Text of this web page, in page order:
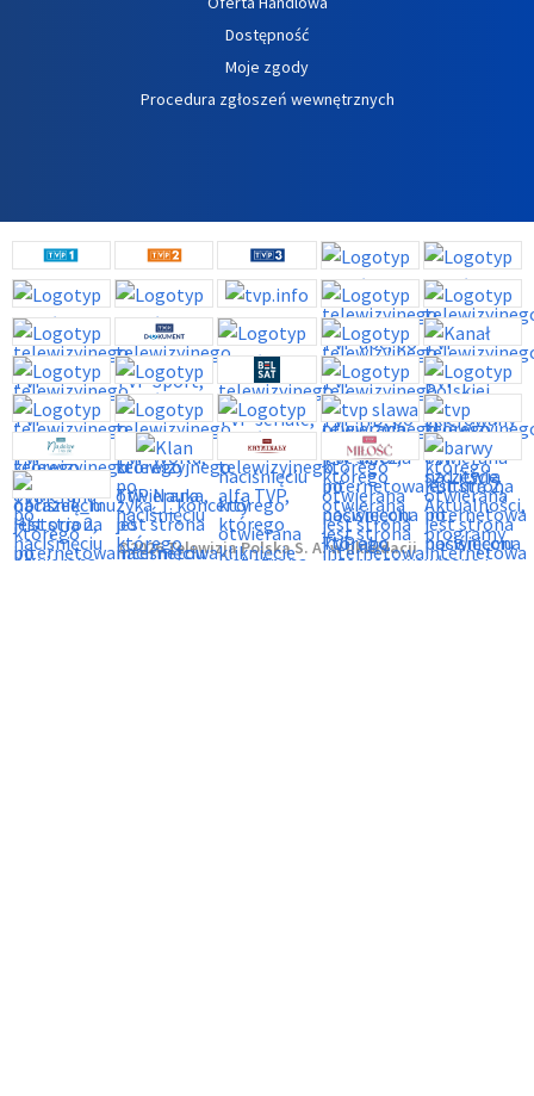
Dostępność
Moje zgody
Procedura zgłoszeń wewnętrznych
©2026 Telewizja Polska S. A. w likwidacji